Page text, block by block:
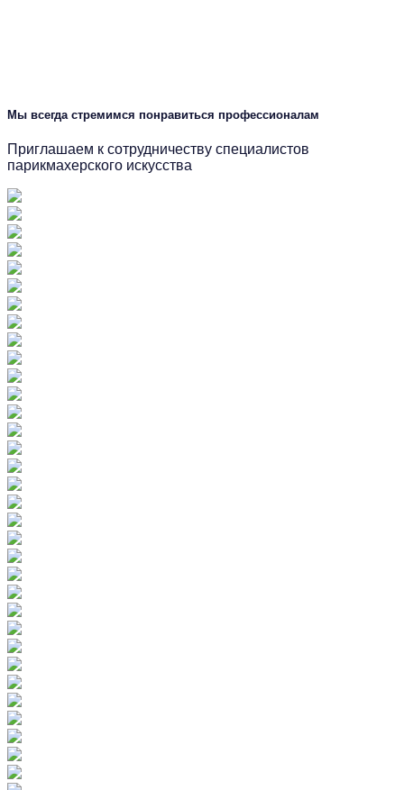
Мы всегда стремимся понравиться профессионалам
Приглашаем к сотрудничеству специалистов
парикмахерского искусства